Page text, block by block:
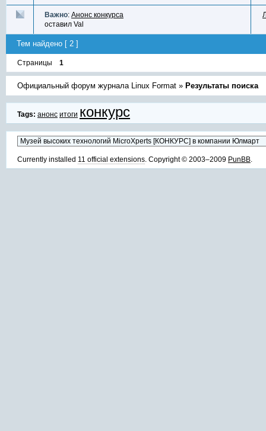
Важно: Анонс конкурса
оставил Val
Тем найдено [ 2 ]
Страницы 1
Официальный форум журнала Linux Format » Результаты поиска
Tags: анонс итоги конкурс
Currently installed 11 official extensions. Copyright © 2003–2009 PunBB.